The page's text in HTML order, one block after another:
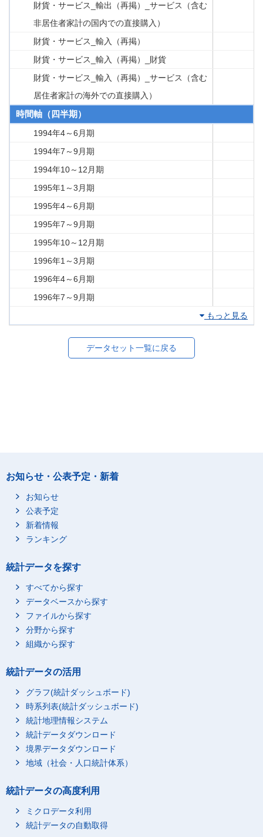
財貨・サービス_輸出（再掲）_サービス（含む
非居住者家計の国内での直接購入）
財貨・サービス_輸入（再掲）
財貨・サービス_輸入（再掲）_財貨
財貨・サービス_輸入（再掲）_サービス（含む
居住者家計の海外での直接購入）
時間軸（四半期）
1994年4～6月期
1994年7～9月期
1994年10～12月期
1995年1～3月期
1995年4～6月期
1995年7～9月期
1995年10～12月期
1996年1～3月期
1996年4～6月期
1996年7～9月期
もっと見る
データセット一覧に戻る
お知らせ・公表予定・新着
お知らせ
公表予定
新着情報
ランキング
統計データを探す
すべてから探す
データベースから探す
ファイルから探す
分野から探す
組織から探す
統計データの活用
グラフ(統計ダッシュボード)
時系列表(統計ダッシュボード)
統計地理情報システム
統計データダウンロード
境界データダウンロード
地域（社会・人口統計体系）
統計データの高度利用
ミクロデータ利用
統計データの自動取得